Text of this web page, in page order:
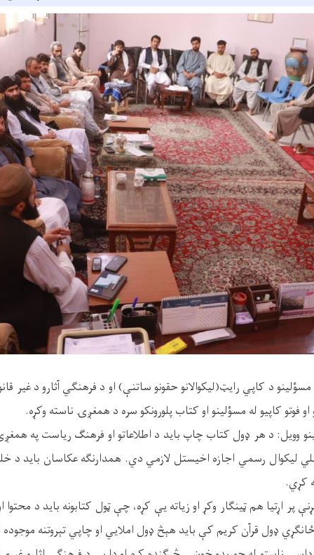
د کاپي رایټ(لیکوالانو حقونو ساتنې) او د فرهنګي آثارو د غیر
فوتو کاپيو له مسؤلینو او کتاب پلورونکو سره د همغږۍ ناسته وکړه.
وويل: د هر ډول کتاب چاپ باید د اطلاعاتو او فرهنګ ریاست په
لیکوال رسمي اجازه اخیستل لازمي دي. همدارنګه عکاسان باید د
کړي.
پر اړتیا هم ټینګار وکړ او زیاته یې کړه، چې ټول کتابونه باید د محتوا
ډول قرآن کریم کې باید هېڅ ډول املایي او چاپي تېروتنه